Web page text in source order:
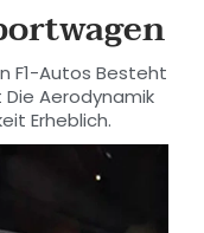
F1-Autos Besteht
Aerodynamik
Erheblich.